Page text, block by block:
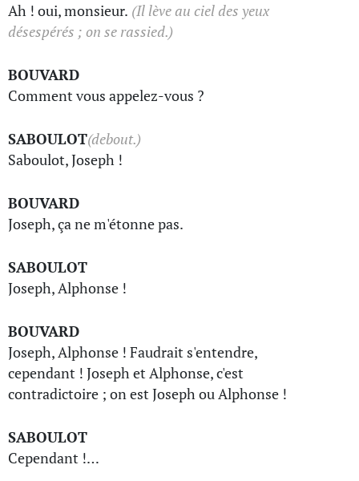
Ah ! oui, monsieur. (Il lève au ciel des yeux
désespérés ; on se rassied.)
BOUVARD
Comment vous appelez-vous ?
SABOULOT(debout.)
Saboulot, Joseph !
BOUVARD
Joseph, ça ne m'étonne pas.
SABOULOT
Joseph, Alphonse !
BOUVARD
Joseph, Alphonse ! Faudrait s'entendre,
cependant ! Joseph et Alphonse, c'est
contradictoire ; on est Joseph ou Alphonse !
SABOULOT
Cependant !…